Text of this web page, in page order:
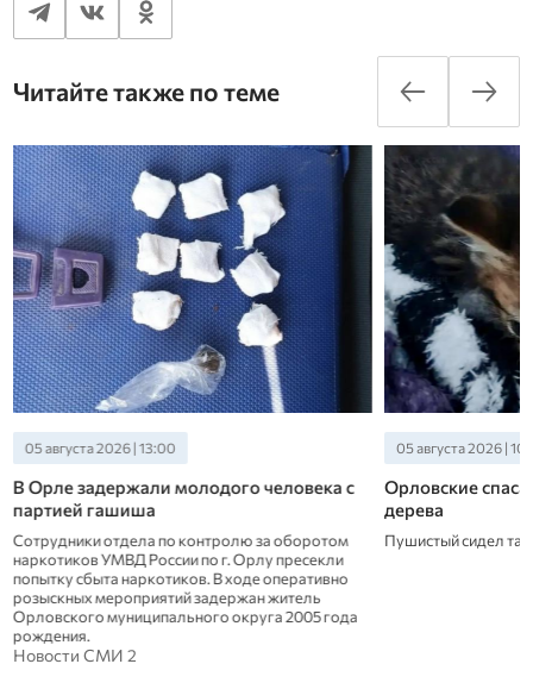
Читайте также по теме
05 августа 2026 | 13:00
В Орле задержали молодого человека с
партией гашиша
Сотрудники отдела по контролю за оборотом
наркотиков УМВД России по г. Орлу пресекли
попытку сбыта наркотиков. В ходе оперативно
розыскных мероприятий задержан житель
Орловского муниципального округа 2005 года
рождения.
05 августа 2026 |
Орловские
дерева
Пушистый сидел
Новости СМИ 2